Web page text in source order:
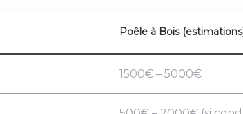
Poêle à Bois
1500€ – 5000€